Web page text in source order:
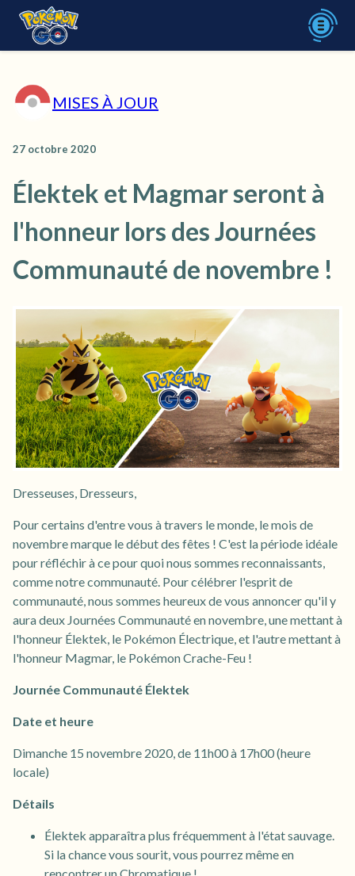
MISES À JOUR
27 octobre 2020
Élektek et Magmar seront à
l'honneur lors des Journées
Communauté de novembre !
Dresseuses, Dresseurs,
Pour certains d'entre vous à travers le monde, le mois de
novembre marque le début des fêtes ! C'est la période idéale
pour réfléchir à ce pour quoi nous sommes reconnaissants,
comme notre communauté. Pour célébrer l'esprit de
communauté, nous sommes heureux de vous annoncer qu'il y
aura deux Journées Communauté en novembre, une mettant à
l'honneur Élektek, le Pokémon Électrique, et l'autre mettant à
l'honneur Magmar, le Pokémon Crache-Feu !
Journée Communauté Élektek
Date et heure
Dimanche 15 novembre 2020, de 11h00 à 17h00 (heure
locale)
Détails
Élektek apparaîtra plus fréquemment à l'état sauvage.
Si la chance vous sourit, vous pourrez même en